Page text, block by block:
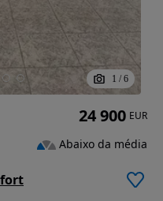
1 / 6
24 900 EUR
Abaixo da média